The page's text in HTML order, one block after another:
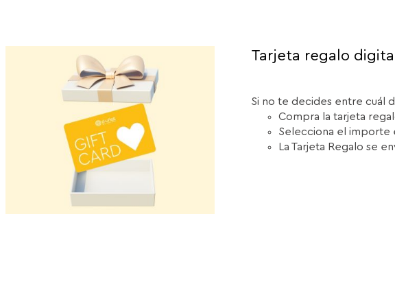
Tarjeta regalo digital
Si no te decides entre cuál
Compra la tarjeta
Selecciona el importe
La Tarjeta Regalo se